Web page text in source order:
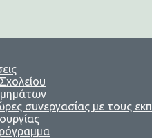
συνεργασίας με τους